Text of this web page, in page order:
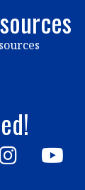
InstagramYouTube